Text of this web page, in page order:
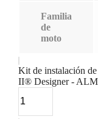
Familia
de
moto
Kit de instalación
II® Designer -